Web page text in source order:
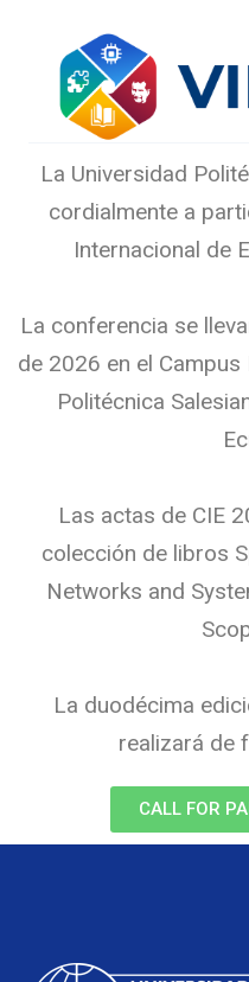
La Universidad
cordialmente a
Internacional de
La conferencia se
de 2026 en el Campus
Politécnica
Las actas de CIE
colección de libros
Networks and
La duodécima
realizará de
CALL FOR